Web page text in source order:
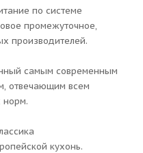
по системе
промежуточное,
производителей.
самым современным
отвечающим всем
норм.
кухонь.